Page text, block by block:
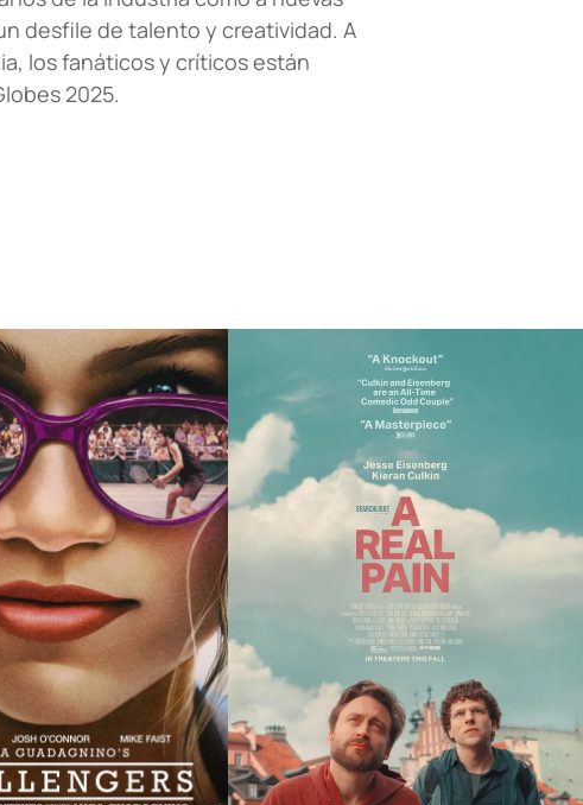
desfile de talento y creatividad. A
los fanáticos y críticos están
2025.